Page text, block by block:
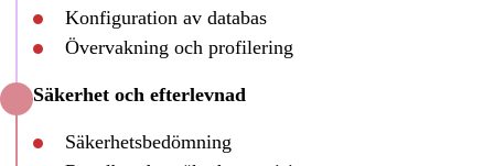
Konfiguration av databas
Övervakning och profilering
Säkerhet och efterlevnad
Säkerhetsbedömning